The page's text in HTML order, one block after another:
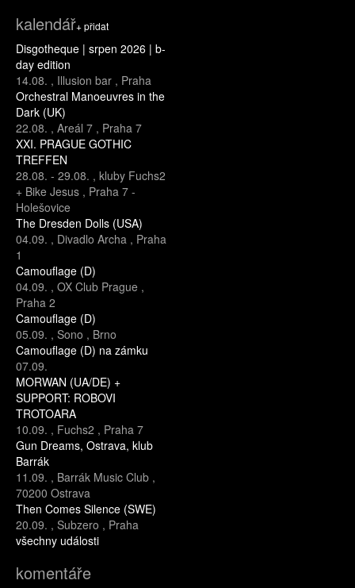
kalendář+ přidat
Disgotheque | srpen 2026 | b-
day edition
14.08. , Illusion bar , Praha
Orchestral Manoeuvres in the
Dark (UK)
22.08. , Areál 7 , Praha 7
XXI. PRAGUE GOTHIC
TREFFEN
28.08. - 29.08. , kluby Fuchs2
+ Bike Jesus , Praha 7 -
Holešovice
The Dresden Dolls (USA)
04.09. , Divadlo Archa , Praha
1
Camouflage (D)
04.09. , OX Club Prague ,
Praha 2
Camouflage (D)
05.09. , Sono , Brno
Camouflage (D) na zámku
07.09.
MORWAN (UA/DE) +
SUPPORT: ROBOVI
TROTOARA
10.09. , Fuchs2 , Praha 7
Gun Dreams, Ostrava, klub
Barrák
11.09. , Barrák Music Club ,
70200 Ostrava
Then Comes Silence (SWE)
20.09. , Subzero , Praha
všechny události
komentáře